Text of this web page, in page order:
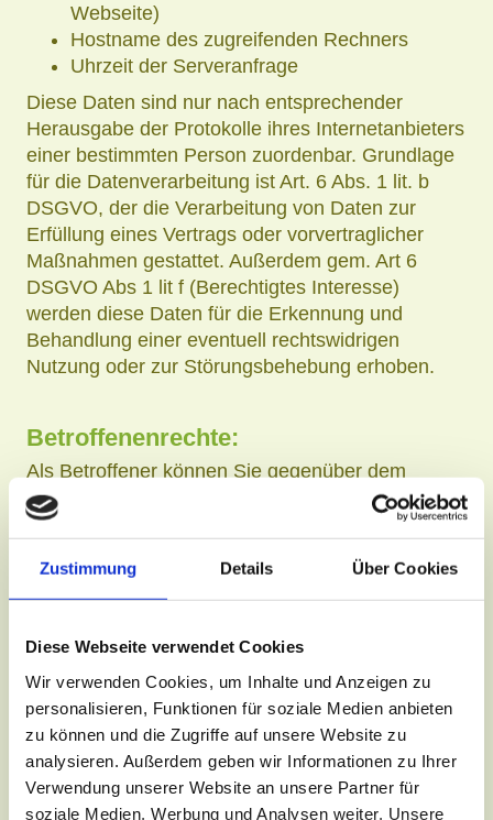
Zustimmung Details Über Cookies
Diese Webseite verwendet Cookies
Wir verwenden Cookies, um Inhalte und Anzeigen zu
personalisieren, Funktionen für soziale Medien anbieten
zu können und die Zugriffe auf unsere Website zu
analysieren. Außerdem geben wir Informationen zu Ihrer
Verwendung unserer Website an unsere Partner für
soziale Medien, Werbung und Analysen weiter. Unsere
Webseite)
Hostname des zugreifenden Rechners
Uhrzeit der Serveranfrage
Diese Daten sind nur nach entsprechender
Herausgabe der Protokolle ihres Internetanbieters
einer bestimmten Person zuordenbar. Grundlage
für die Datenverarbeitung ist Art. 6 Abs. 1 lit. b
DSGVO, der die Verarbeitung von Daten zur
Erfüllung eines Vertrags oder vorvertraglicher
Maßnahmen gestattet. Außerdem gem. Art 6
DSGVO Abs 1 lit f (Berechtigtes Interesse)
werden diese Daten für die Erkennung und
Behandlung einer eventuell rechtswidrigen
Nutzung oder zur Störungsbehebung erhoben.
Betroffenenrechte:
Als Betroffener können Sie gegenüber dem
Verantwortlichen die folgenden Rechte geltend
machen. Die im Rahmen der Geltendmachung
keinen anderen Zweck genutzt.
Auskunftsrecht:
Wir geben ihnen gern Auskunft zu den über sie
gespeicherten Daten. Bitte stellen Sie dazu eine
Anfrage an die oben genannten Kontaktdaten. Die
im Rahmen ihrer Anfrage entstehenden
personenbezogenen Daten werden entsprechend
vertraulich behandelt.